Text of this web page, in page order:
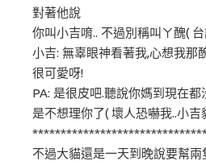
對著他說
你叫小吉唷.. 不過別稱叫ㄚ醜(
小吉: 無辜眼神看著我,心想我
很可愛呀!
PA: 是很皮吧.聽說你媽到現在
是不想理你了( 壞人恐嚇我..小吉
不過大貓還是一天到晚說要幫兩